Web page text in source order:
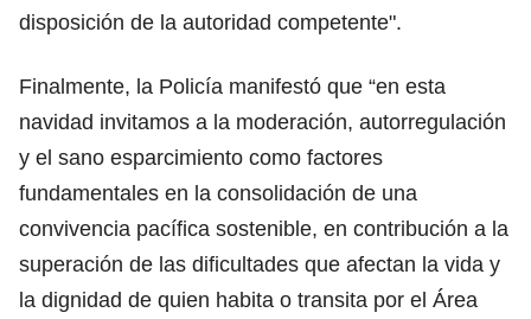
disposición de la autoridad competente".
Finalmente, la Policía manifestó que “en esta
navidad invitamos a la moderación, autorregulación
y el sano esparcimiento como factores
fundamentales en la consolidación de una
convivencia pacífica sostenible, en contribución a la
superación de las dificultades que afectan la vida y
la dignidad de quien habita o transita por el Área